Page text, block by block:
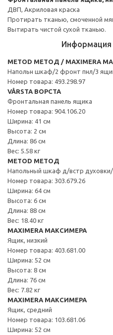
ДВП, Акриловая краска
Протирать тканью, смоченной
Вытирать чистой сухой тканью.
Информация
METOD МЕТОД / MAXIMERA
Напольн шкаф/2 фронт пнл/3
Номер товара: 493.298.97
VÅRSTA ВОРСТА
Фронтальная панель ящика
Номер товара: 904.106.20
Ширина: 41 см
Высота: 2 см
Длина: 86 см
Вес: 5.58 кг
METOD МЕТОД
Напольный шкаф д/встр
Номер товара: 303.679.26
Ширина: 64 см
Высота: 6 см
Длина: 88 см
Вес: 18.40 кг
MAXIMERA МАКСИМЕРА
Ящик, низкий
Номер товара: 403.681.00
Ширина: 52 см
Высота: 8 см
Длина: 76 см
Вес: 7.82 кг
MAXIMERA МАКСИМЕРА
Ящик, средний
Номер товара: 103.681.06
Ширина: 52 см